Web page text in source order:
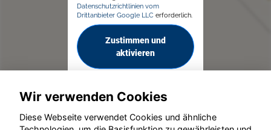
Datenschutzrichtlinien vom
Drittanbieter Google LLC erforderlich.
Zustimmen und
aktivieren
Wir verwenden Cookies
Diese Webseite verwendet Cookies und ähnliche